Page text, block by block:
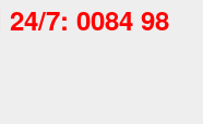
7: 0084 98